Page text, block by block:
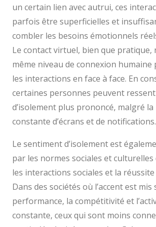
un certain lien avec autrui, ces
parfois être superficielles et
combler les besoins émotionnels
Le contact virtuel, bien que pratique,
même niveau de connexion
les interactions en face à face. En
certaines personnes peuvent
d’isolement plus prononcé, malgré la
constante d’écrans et de notifications.
Le sentiment d’isolement est
par les normes sociales et
les interactions sociales et la
Dans des sociétés où l’accent est mis
performance, la compétitivité et
constante, ceux qui sont moins